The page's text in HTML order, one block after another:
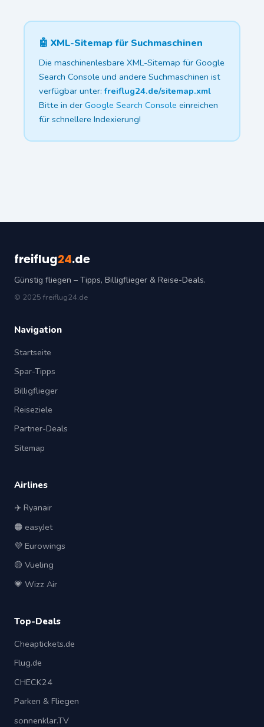
🤖 XML-Sitemap für Suchmaschinen
Die maschinenlesbare XML-Sitemap für Google
Search Console und andere Suchmaschinen ist
verfügbar unter:freiflug24.de/sitemap.xml
Bitte in der Google Search Console einreichen
für schnellere Indexierung!
freiflug24.de
Günstig fliegen – Tipps, Billigflieger & Reise-Deals.
© 2025 freiflug24.de
Navigation
Startseite
Spar-Tipps
Billigflieger
Reiseziele
Partner-Deals
Sitemap
Airlines
✈️ Ryanair
🟠 easyJet
💜 Eurowings
🟡 Vueling
💗 Wizz Air
Top-Deals
Cheaptickets.de
Flug.de
CHECK24
Parken & Fliegen
sonnenklar.TV